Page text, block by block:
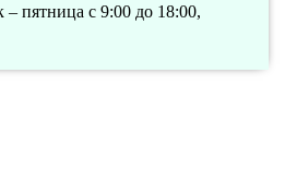
– пятница с 9:00 до 18:00,